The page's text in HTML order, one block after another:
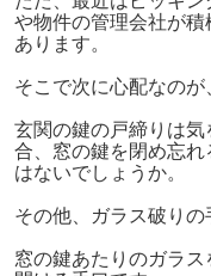
や物件の管理会社が
あります。
そこで次に心配なのが
玄関の鍵の戸締りは
合、窓の鍵を閉め忘
はないでしょうか。
その他、ガラス破りの
窓の鍵あたりのガラ